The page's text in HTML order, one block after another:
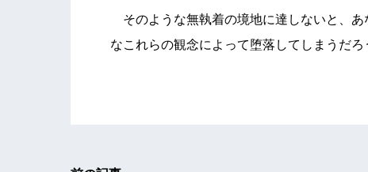
そのような無執着の境地に達しないと、
なこれらの観念によって堕落してしまうだろ